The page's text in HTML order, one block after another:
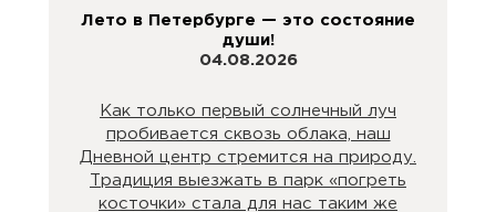
Лето в Петербурге — это состояние
души!
04.08.2026
Как только первый солнечный луч
пробивается сквозь облака, наш
Дневной центр стремится на природу.
Традиция выезжать в парк «погреть
косточки» стала для нас таким же